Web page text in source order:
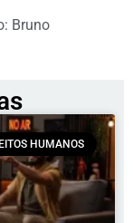
Bruno
HUMANOS